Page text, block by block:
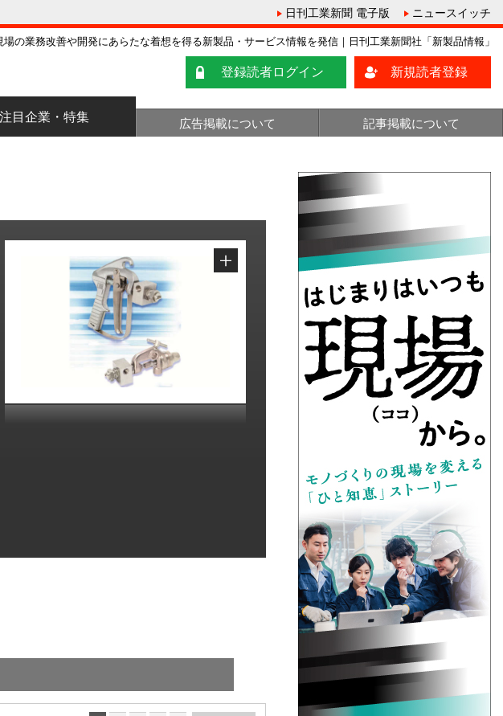
日刊工業新聞 電子版 ニュースイッチ
場の業務改善や開発にあらたな着想を得る新製品・サービス情報を発信｜日刊工業新聞社「新製品情報」
登録読者ログイン 新規読者登録
注目企業・特集 広告掲載について 記事掲載について